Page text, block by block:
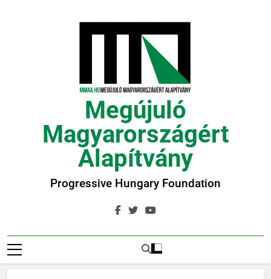
Megújuló
Magyarországért
Alapítvány
Progressive Hungary Foundation